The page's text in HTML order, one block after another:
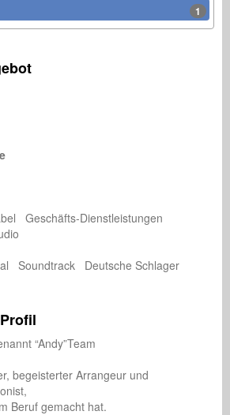
1
Geschäfts-Dienstleistungen
Soundtrack Deutsche Schlager
“Andy”Team
begeisterter Arrangeur und
Beruf gemacht hat.